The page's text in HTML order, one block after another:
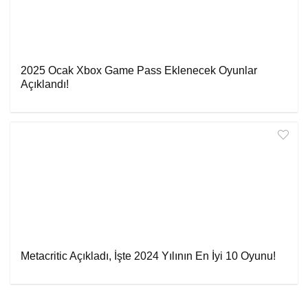
2025 Ocak Xbox Game Pass Eklenecek Oyunlar
Açıklandı!
Metacritic Açıkladı, İşte 2024 Yılının En İyi 10 Oyunu!